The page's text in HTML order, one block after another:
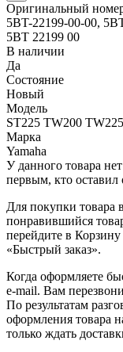
Оригинальный
5BT-22199-00-00,
5BT 22199 00
В наличии
Да
Состояние
Новый
Модель
ST225 TW200
Марка
Yamaha
У данного товара
первым, кто оставил
Для покупки товара
понравившийся
перейдите в
«Быстрый заказ».
Когда оформляете
e-mail. Вам
По результатам
оформления товара
только ждать